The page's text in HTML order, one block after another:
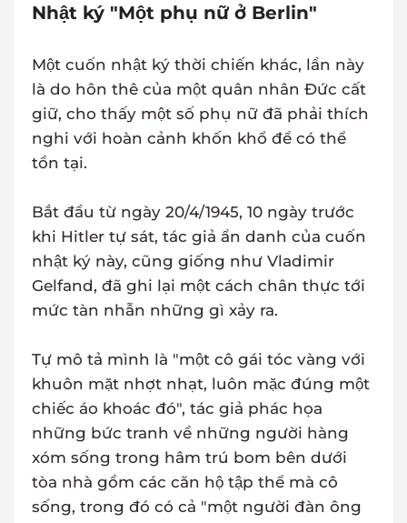
Nhật ký "Một phụ nữ ở Berlin"
Một cuốn nhật ký thời chiến khác, lần này
là do hôn thê của một quân nhân Đức cất
giữ, cho thấy một số phụ nữ đã phải thích
nghi với hoàn cảnh khốn khổ để có thể
tồn tại.
Bắt đầu từ ngày 20/4/1945, 10 ngày trước
khi Hitler tự sát, tác giả ẩn danh của cuốn
nhật ký này, cũng giống như Vladimir
Gelfand, đã ghi lại một cách chân thực tới
mức tàn nhẫn những gì xảy ra.
Tự mô tả mình là "một cô gái tóc vàng với
khuôn mặt nhợt nhạt, luôn mặc đúng một
chiếc áo khoác đó", tác giả phác họa
những bức tranh về những người hàng
xóm sống trong hâm trú bom bên dưới
tòa nhà gồm các căn hộ tập thể mà cô
sống, trong đó có cả "một người đàn ông